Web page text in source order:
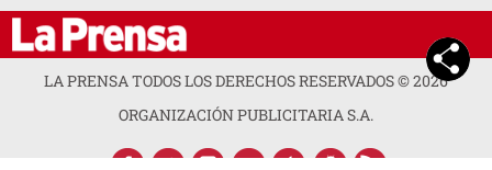
LA PRENSA TODOS LOS DERECHOS RESERVADOS ©2026
ORGANIZACIÓN PUBLICITARIA S.A.